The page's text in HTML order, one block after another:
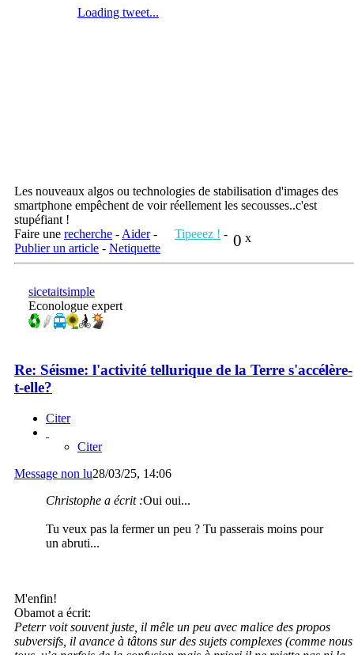
Les nouveaux algos ou technologies de stabilisation d'images des
smartphone empêchent de voir réellement les secousses..c'est
stupéfiant !
0 x
Faire une recherche - Aider- Tipeeez ! -
Publier un article - Netiquette
sicetaitsimple
Econologue expert
Re: Séisme: l'activité tellurique de la Terre s'accélère-
t-elle?
Citer
Citer
Message non lu28/03/25, 14:06
Christophe a écrit :Oui oui...
Tu veux pas la fermer un peu ? Tu passerais moins pour
un abruti...
M'enfin!
Obamot a écrit:
Peterr voit souvent juste, il mêle un peu avec malice des propos
subversifs, il avance à tâtons sur des sujets complexes (comme nous